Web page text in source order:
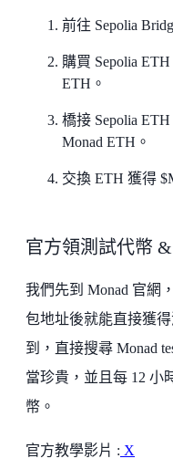
前往 Sepolia
購買 Sepolia
ETH。
橋接 Sepolia
Monad ETH。
交換 ETH 獲得
官方領測試代幣
我們先到 Monad 官網
包地址後就能直接獲
到，直接搜尋 Monad
當珍貴，並且每 12 小
幣。
官方教學影片 : X